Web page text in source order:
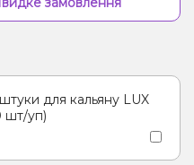
для кальяну LUX
шт/уп)